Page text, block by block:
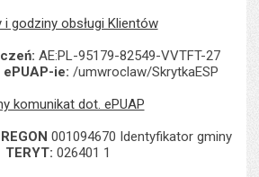
i godziny obsługi Klientów
AE:PL-95179-82549-VVTFT-27
ie: /umwroclaw/SkrytkaESP
komunikat dot. ePUAP
REGON 001094670 Identyfikator gminy
TERYT: 026401 1